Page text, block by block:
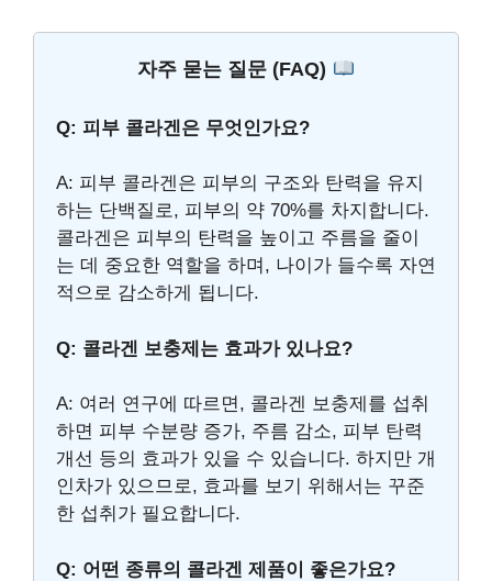
자주 묻는 질문 (FAQ)
Q: 피부 콜라겐은 무엇인가요?
A: 피부 콜라겐은 피부의 구조와 탄력을 유지
하는 단백질로, 피부의 약 70%를 차지합니다.
콜라겐은 피부의 탄력을 높이고 주름을 줄이
는 데 중요한 역할을 하며, 나이가 들수록 자연
적으로 감소하게 됩니다.
Q: 콜라겐 보충제는 효과가 있나요?
A: 여러 연구에 따르면, 콜라겐 보충제를 섭취
하면 피부 수분량 증가, 주름 감소, 피부 탄력
개선 등의 효과가 있을 수 있습니다. 하지만 개
인차가 있으므로, 효과를 보기 위해서는 꾸준
한 섭취가 필요합니다.
Q: 어떤 종류의 콜라겐 제품이 좋은가요?